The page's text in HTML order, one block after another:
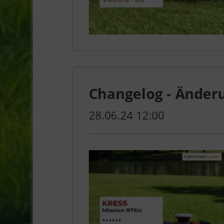
Changelog -
28.06.24 12:00